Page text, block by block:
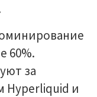
60%.
за
Hyperliquid и